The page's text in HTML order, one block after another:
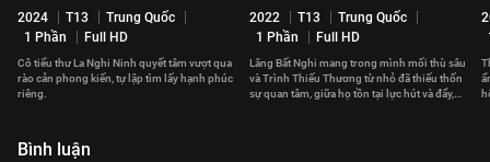
2024 T13
Trung Quốc
1 Phần
Full HD
Cô tiểu thư La Nghi Ninh quyết tâm vượt qua
rào cản phong kiến, tự lập tìm lấy hạnh phúc
riêng.
2022 T13
Trung Quốc
1 Phần
Full HD
Lăng Bất Nghi mang trong mình mối thù sâu
và Trình Thiếu Thương từ nhỏ đã thiếu thốn
sự quan tâm, giữa họ tồn tại lực hút và đẩy,
Bình luận